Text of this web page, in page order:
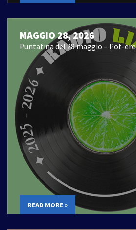
MAGGIO 28, 2026
Puntatina del 28 maggio – Pot-ere
READ MORE »